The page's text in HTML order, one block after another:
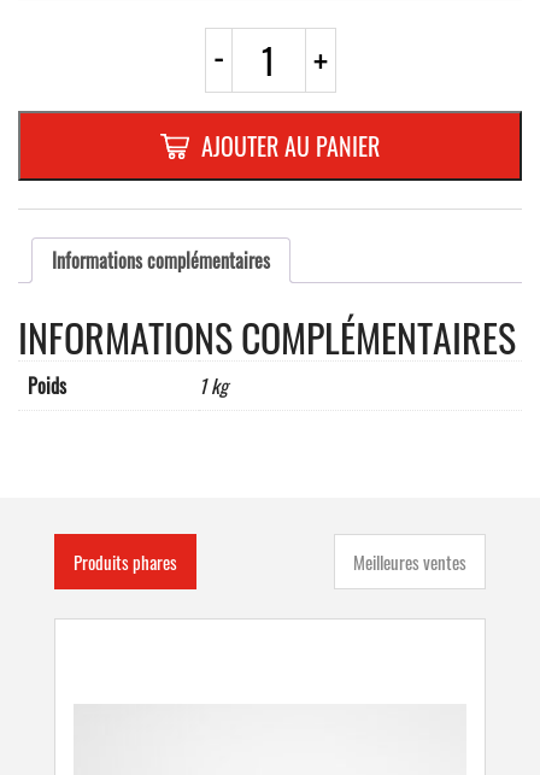
- quantité
A22bd
TRIANGLE
700mm
REFL.
RANDFORM
+
AJOUTER AU PANIER
Informations complémentaires
INFORMATIONS COMPLÉMENTAIRES
Poids 1 kg
Produits phares Meilleures ventes